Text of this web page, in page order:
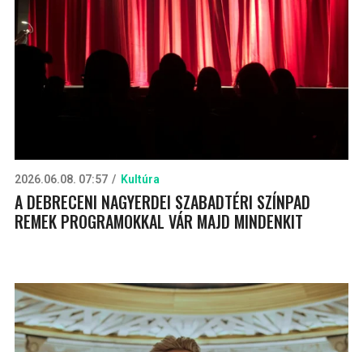
2026.06.08. 07:57 Kultúra
A DEBRECENI NAGYERDEI SZABADTÉRI SZÍNPAD
REMEK PROGRAMOKKAL VÁR MAJD MINDENKIT